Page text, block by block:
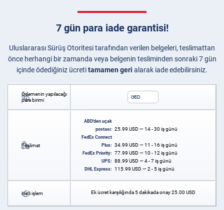
7 gün para iade garantisi!
Uluslararası Sürüş Otoritesi tarafından verilen belgeleri, teslimattan
önce herhangi bir zamanda veya belgenin tesliminden sonraki 7 gün
içinde ödediğiniz ücretitamamen geri alarak iade edebilirsiniz.
Ödemenin yapılacağı
para birimi
USD
Teslimat
ABD'den uçak
postası:
25.99 USD — 14 - 30 iş günü
FedEx Connect
Plus:
34.99 USD — 11 - 16 iş günü
FedEx Priority: 77.99 USD — 10 - 12 iş günü
UPS: 88.99 USD — 4 - 7 iş günü
DHL Express: 115.99 USD — 2 - 5 iş günü
Hızlı işlem Ek ücret karşılığında 5 dakikada onay25.00 USD